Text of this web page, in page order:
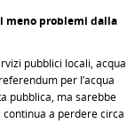
meno problemi dalla
pubblici locali, acqua
per l’acqua
pubblica, ma sarebbe
a perdere circa